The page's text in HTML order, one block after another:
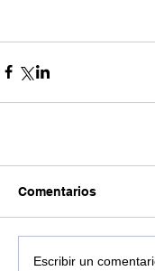
Comentarios
Escribir un